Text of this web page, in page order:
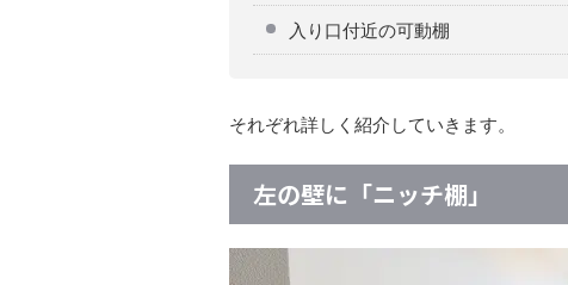
入り口付近の可動棚
それぞれ詳しく紹介していきます。
左の壁に「ニッチ棚」